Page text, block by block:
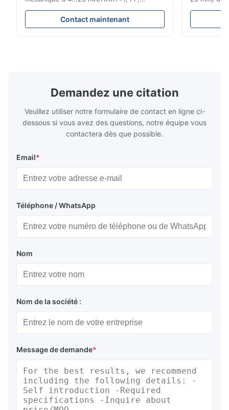
Profibus-PA et totalizateur * N'importe
quelle position d'installation: verticale,
horizontale ou dans les tuyaux
Contact maintenant
brides :
Demandez une citation
Veuillez utiliser notre formulaire de contact en ligne ci-
dessous si vous avez des questions, notre équipe vous
contactera dès que possible.
Email*
Téléphone / WhatsApp
Nom
Nom de la société :
Message de demande*